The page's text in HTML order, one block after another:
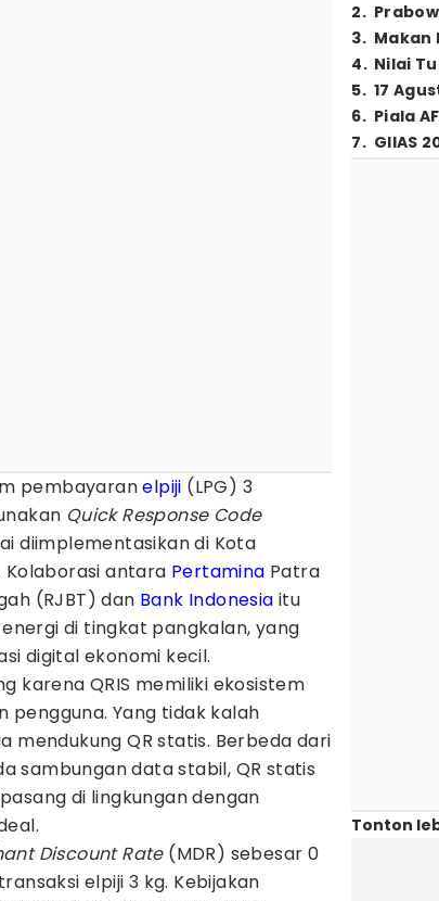
pembayaranelpiji (LPG) 3
Quick Response Code
diimplementasikan di Kota
Kolaborasi antara Pertamina Patra
(RJBT) dan Bank Indonesia itu
di tingkat pangkalan, yang
digital ekonomi kecil.
karena QRIS memiliki ekosistem
pengguna. Yang tidak kalah
mendukung QR statis. Berbeda dari
sambungan data stabil, QR statis
di lingkungan dengan
Discount Rate(MDR) sebesar 0
elpiji 3 kg. Kebijakan
2.
3. Makan
4. Nilai
5. 17
6. Piala
7. GIIAS
Tonton